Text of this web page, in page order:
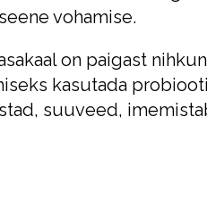
vohamise.
on paigast
kasutada
suuveed,